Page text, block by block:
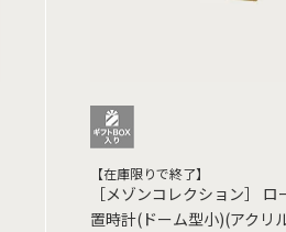
【在庫限りで終了】
［メゾンコレクション］ ロ
置時計(ドーム型小)(アクリ